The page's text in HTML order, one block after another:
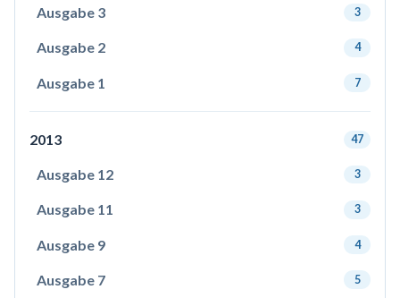
Ausgabe 3 3
Ausgabe 2 4
Ausgabe 1 7
2013 47
Ausgabe 12 3
Ausgabe 11 3
Ausgabe 9 4
Ausgabe 7 5